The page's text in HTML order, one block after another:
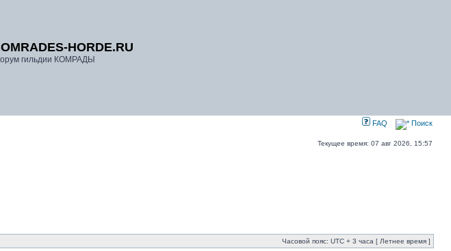
HORDE.RU
гильдии КОМРАДЫ
FAQ Поиск
Текущее время: 07 авг 2026, 15:57
Часовой пояс: UTC + 3 часа [ Летнее время ]